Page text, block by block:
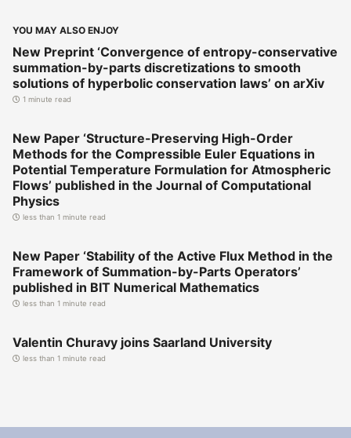
YOU MAY ALSO ENJOY
New Preprint ‘Convergence of entropy-conservative
summation-by-parts discretizations to smooth
solutions of hyperbolic conservation laws’ on arXiv
1 minute read
New Paper ‘Structure-Preserving High-Order
Methods for the Compressible Euler Equations in
Potential Temperature Formulation for Atmospheric
Flows’ published in the Journal of Computational
Physics
less than 1 minute read
New Paper ‘Stability of the Active Flux Method in the
Framework of Summation-by-Parts Operators’
published in BIT Numerical Mathematics
less than 1 minute read
Valentin Churavy joins Saarland University
less than 1 minute read